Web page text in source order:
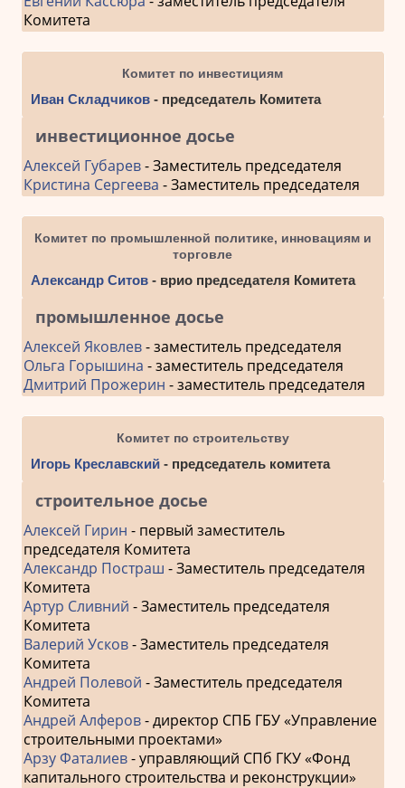
Комитета
Комитет по инвестициям
Иван Складчиков- председатель Комитета
инвестиционное досье
Алексей Губарев- Заместитель председателя
Кристина Сергеева - Заместитель председателя
Комитет по промышленной политике, инновациям и
торговле
Александр Ситов- врио председателя Комитета
промышленное досье
Алексей Яковлев- заместитель председателя
Ольга Горышина - заместитель председателя
Дмитрий Прожерин - заместитель председателя
Комитет по строительству
Игорь Креславский - председатель комитета
строительное досье
Алексей Гирин - первый заместитель
председателя Комитета
Александр Постраш - Заместитель председателя
Комитета
Артур Сливний - Заместитель председателя
Комитета
Валерий Усков- Заместитель председателя
Комитета
Андрей Полевой - Заместитель председателя
Комитета
Андрей Алферов- директор СПБ ГБУ «Управление
строительными проектами»
Арзу Фаталиев- управляющий СПб ГКУ «Фонд
капитального строительства и реконструкции»